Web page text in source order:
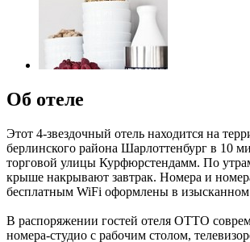
Об отеле
Этот 4-звездочный отель находится на
берлинского района Шарлоттенбург в 10
торговой улицы Курфюрстендамм. По
крыше накрывают завтрак. Номера и
бесплатным WiFi оформлены в изысканном
В распоряжении гостей отеля OTTO
номера-студио с рабочим столом,